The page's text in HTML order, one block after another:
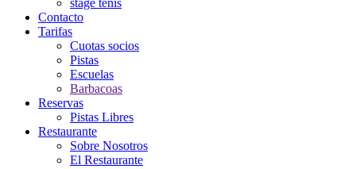
stage tenis
Contacto
Tarifas
Cuotas socios
Pistas
Escuelas
Barbacoas
Reservas
Pistas Libres
Restaurante
Sobre Nosotros
El Restaurante